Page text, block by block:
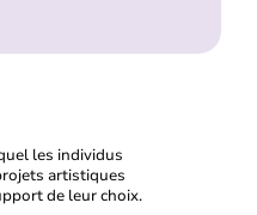
les individus
artistiques
de leur choix.